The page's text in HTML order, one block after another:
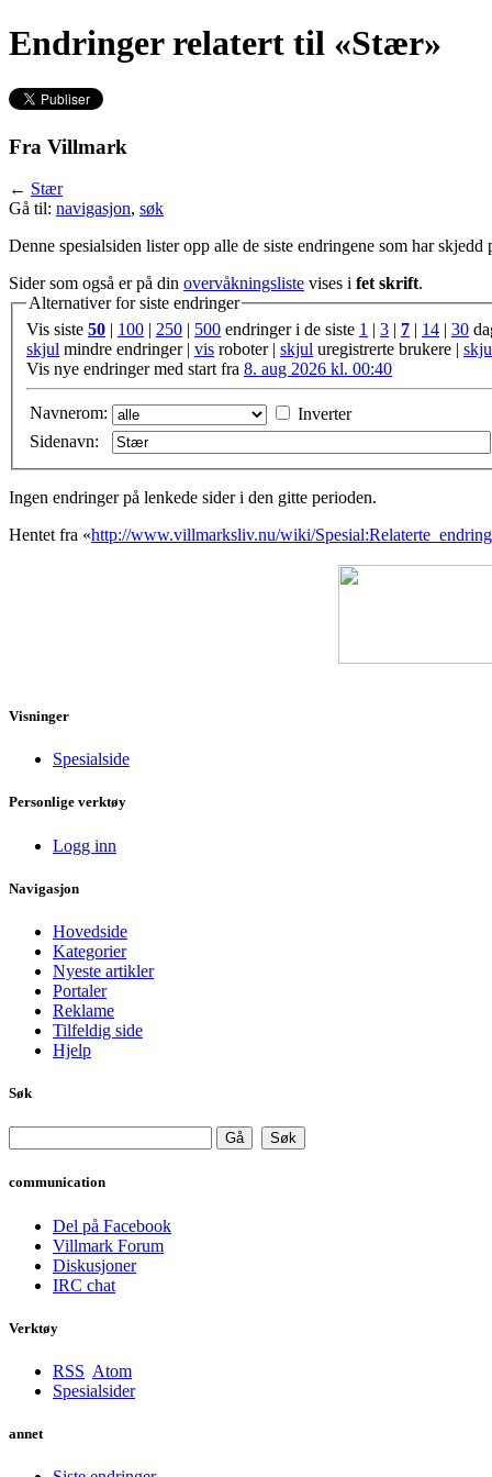
Endringer relatert til «Stær»
Fra Villmark
← Stær
Gå til: navigasjon, søk
Denne spesialsiden lister opp alle de siste endringene som har skjedd
Sider som også er på din overvåkningsliste vises i fet skrift.
Alternativer for siste endringer
Vis siste 50 | 100 | 250 | 500 endringer i de siste 1 | 3 | 7 | 14 | 30
skjul mindre endringer | vis roboter | skjul uregistrerte brukere |
Vis nye endringer med start fra 8. aug 2026 kl. 00:40
Navnerom:
Inverter
Sidenavn:
Ingen endringer på lenkede sider i den gitte perioden.
Hentet fra «http://www.villmarksliv.nu/wiki/
Visninger
Spesialside
Personlige verktøy
Logg inn
Navigasjon
Hovedside
Kategorier
Nyeste artikler
Portaler
Reklame
Tilfeldig side
Hjelp
Søk
communication
Del på Facebook
Villmark Forum
Diskusjoner
IRC chat
Verktøy
RSS Atom
Spesialsider
annet